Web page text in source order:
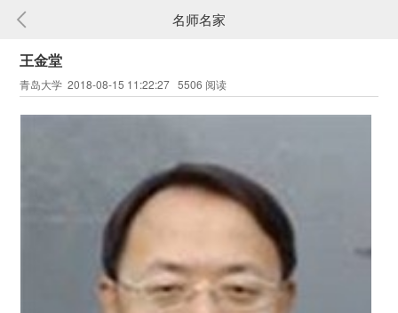
名师名家
王金堂
青岛大学 2018-08-15 11:22:27 5506 阅读